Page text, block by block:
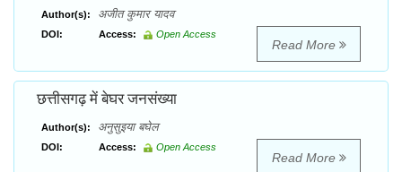
Author(s): अजीत कुमार यादव
DOI: Access: Open Access
Read More
छत्तीसगढ़ में बेघर जनसंख्या
Author(s): अनुसुइया बघेल
DOI: Access: Open Access
Read More